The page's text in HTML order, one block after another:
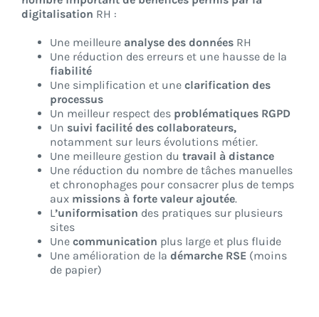
digitalisation RH :
Une meilleure analyse des données RH
Une réduction des erreurs et une hausse de la
fiabilité
Une simplification et une clarification des
processus
Un meilleur respect des problématiques RGPD
Un suivi facilité des collaborateurs,
notamment sur leurs évolutions métier.
Une meilleure gestion du travail à distance
Une réduction du nombre de tâches manuelles
et chronophages pour consacrer plus de temps
aux missions à forte valeur ajoutée.
L ’uniformisation des pratiques sur plusieurs
sites
Une communication plus large et plus fluide
Une amélioration de la démarche RSE (moins
de papier)